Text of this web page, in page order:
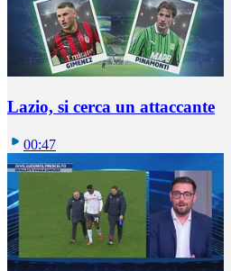
Lazio, si cerca un attaccante
00:47